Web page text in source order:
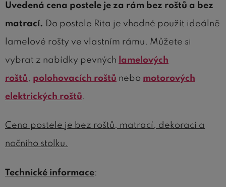
Uvedená cena postele je za rám bez roštů a bez
matrací.
Do postele Rita je vhodné použít ideálně
lamelové rošty ve vlastním rámu. Můžete si
vybrat z nabídky pevných
lamelových
roštů
polohovacích roštů nebo motorových
elektrických roštů
Cena postele je bez roštů, matrací, dekorací a
nočního stolku.
Technické informace: